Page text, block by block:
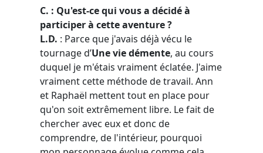
C. : Qu'est-ce qui vous a décidé à
participer à cette aventure ?
L.D. : Parce que j'avais déjà vécu le
tournage d’Unevie démente, au cours
duquel je m'étais vraiment éclatée. J'aime
vraiment cette méthode de travail. Ann
et Raphaël mettent tout en place pour
qu'on soit extrêmement libre. Le fait de
chercher avec eux et donc de
comprendre, de l'intérieur, pourquoi